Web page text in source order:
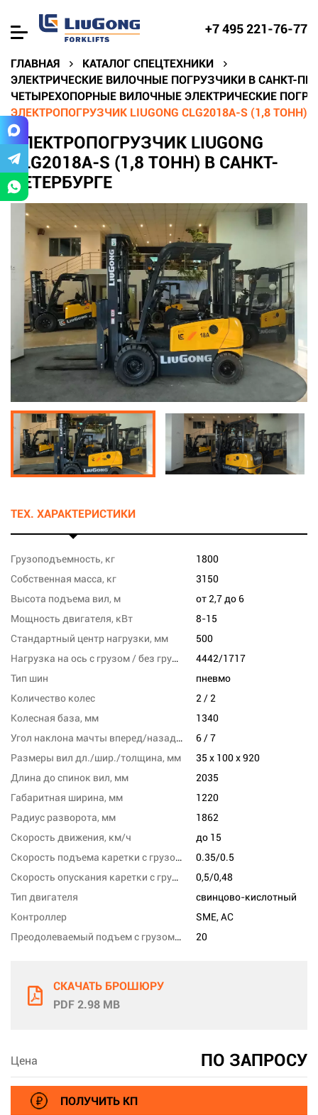
+7 495 221-76-77
ГЛАВНАЯ
КАТАЛОГ СПЕЦТЕХНИКИ
ЭЛЕКТРИЧЕСКИЕ ВИЛОЧНЫЕ ПОГРУЗЧИКИ В САНКТ-
ЧЕТЫРЕХОПОРНЫЕ ВИЛОЧНЫЕ ЭЛЕКТРИЧЕСКИЕ
ЭЛЕКТРОПОГРУЗЧИК LIUGONG CLG2018A-S (1,8 ТОНН)
ЭЛЕКТРОПОГРУЗЧИК LIUGONG
CLG2018A-S (1,8 ТОНН) В САНКТ-
ПЕТЕРБУРГЕ
ТЕХ. ХАРАКТЕРИСТИКИ
Грузоподъемность, кг
1800
Собственная масса, кг
3150
Высота подъема вил, м
от 2,7 до 6
Мощность двигателя, кВт
8-15
Стандартный центр нагрузки, мм
500
Нагрузка на ось с грузом / без груза, заднюю, кг
4442/1717
Тип шин
пневмо
Количество колес
2 / 2
Колесная база, мм
1340
Угол наклона мачты вперед/назад, град
6 / 7
Размеры вил дл./шир./толщина, мм
35 x 100 x 920
Длина до спинок вил, мм
2035
Габаритная ширина, мм
1220
Радиус разворота, мм
1862
Скорость движения, км/ч
до 15
Скорость подъема каретки с грузом/без груза, м/с
0.35/0.5
Скорость опускания каретки с грузом/без груза,м/сек
0,5/0,48
Тип двигателя
свинцово-кислотный
Контроллер
SME, AC
Преодолеваемый подъем с грузом/без груза,%
20
СКАЧАТЬ БРОШЮРУ
PDF 2.98 MB
Цена ПО ЗАПРОСУ
ПОЛУЧИТЬ КП